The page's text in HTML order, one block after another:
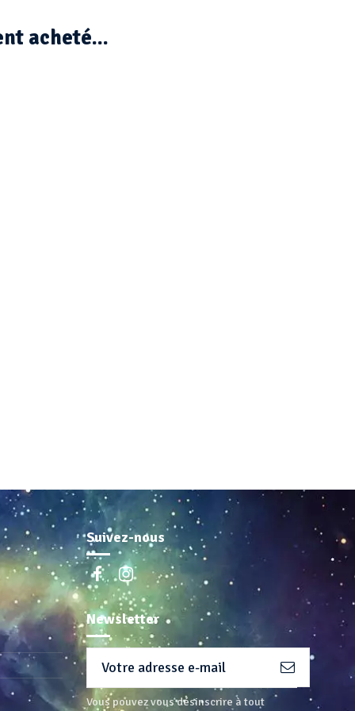
acheté...
Suivez-nous
Newsletter
Vous pouvez vous désinscrire à tout